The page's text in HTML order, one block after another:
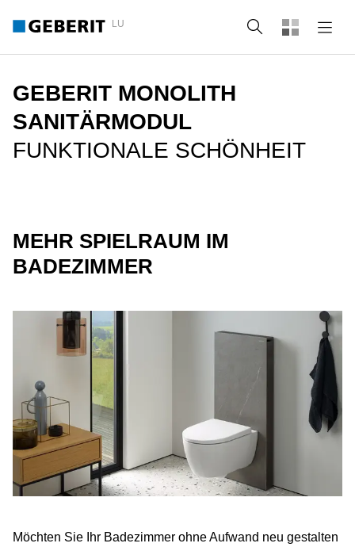
LU Suche
GEBERIT MONOLITH
SANITÄRMODUL
FUNKTIONALE SCHÖNHEIT
MEHR SPIELRAUM IM
BADEZIMMER
Möchten Sie Ihr Badezimmer ohne Aufwand neu gestalten